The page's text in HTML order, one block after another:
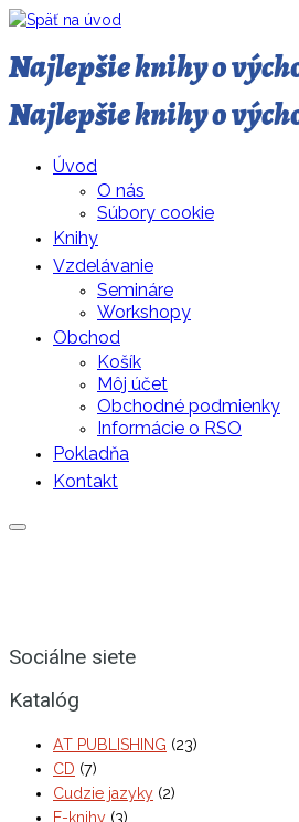
Najlepšie knihy o
Najlepšie knihy o
Úvod
O nás
Súbory cookie
Knihy
Vzdelávanie
Semináre
Workshopy
Obchod
Košík
Môj účet
Obchodné podmienky
Informácie o RSO
Pokladňa
Kontakt
Sociálne siete
Katalóg
AT PUBLISHING (23)
CD (7)
Cudzie jazyky (2)
E-knihy (3)